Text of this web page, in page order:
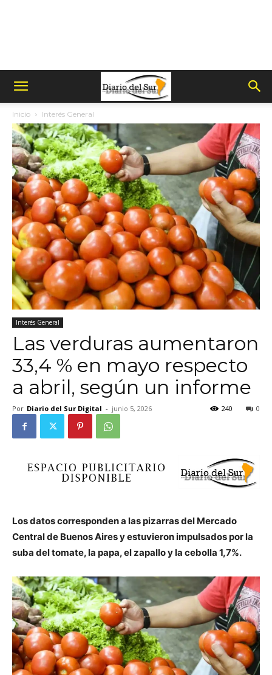
Inicio Interés General
Interés General
Las verduras aumentaron
33,4 % en mayo respecto
a abril, según un informe
Por Diario del Sur Digital - junio 5, 2026 0
240
Los datos corresponden a las pizarras del Mercado
Central de Buenos Aires y estuvieron impulsados por la
suba del tomate, la papa, el zapallo y la cebolla 1,7%.